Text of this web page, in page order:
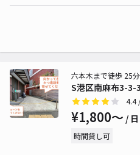
S港区南麻布3-
六本木まで徒歩 25分
4.4
¥1,800〜 / 日
時間貸し可